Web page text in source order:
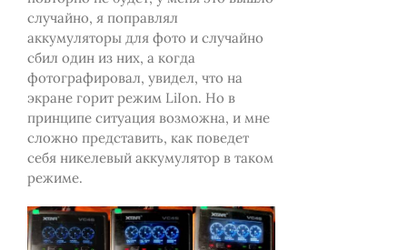
случайно, я поправлял
аккумуляторы для фото и случайно
сбил один из них, а когда
фотографировал, увидел, что на
экране горит режим LiIon. Но в
принципе ситуация возможна, и мне
сложно представить, как поведет
себя никелевый аккумулятор в таком
режиме.